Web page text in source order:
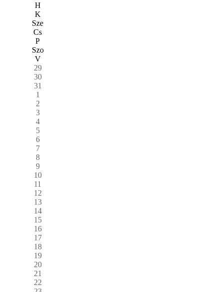
H
K
Sze
Cs
P
Szo
V
29
30
31
1
2
3
4
5
6
7
8
9
10
11
12
13
14
15
16
17
18
19
20
21
22